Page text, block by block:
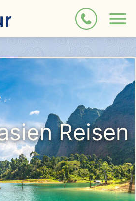
Reisen